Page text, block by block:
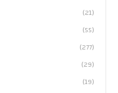
(21)
(55)
(277)
(29)
(19)